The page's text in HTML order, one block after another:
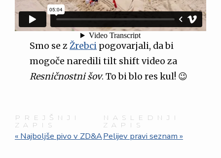
Smo se z Žrebci pogovarjali, da bi
mogoče naredili tilt shift video za
Resničnostni šov. To bi blo res kul! 😉
PREJŠNJI
ZAPIS
« Najboljše pivo v ZD&A
NASLEDNJI
ZAPIS
Pelijev pravi seznam »